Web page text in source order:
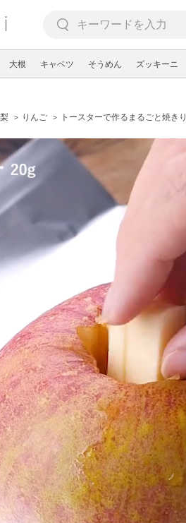
大根 キャベツ そうめん ズッキーニ
りんご トースターで作るまるごと焼き